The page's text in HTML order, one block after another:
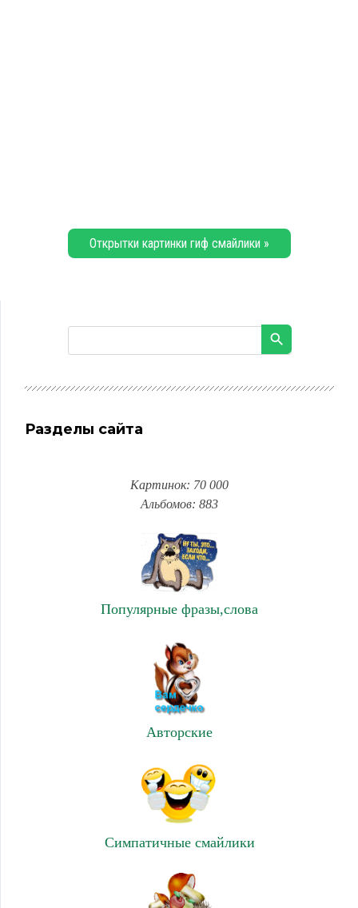
Открытки картинки гиф смайлики »
Разделы сайта
Картинок: 70 000
Альбомов: 883
Популярные фразы,слова
Авторские
Симпатичные смайлики